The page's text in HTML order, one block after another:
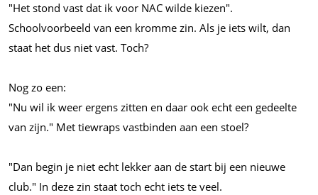
"Het stond vast dat ik voor NAC wilde kiezen".
Schoolvoorbeeld van een kromme zin. Als je iets wilt, dan
staat het dus niet vast. Toch?
Nog zo een:
"Nu wil ik weer ergens zitten en daar ook echt een gedeelte
van zijn." Met tiewraps vastbinden aan een stoel?
"Dan begin je niet echt lekker aan de start bij een nieuwe
club." In deze zin staat toch echt iets te veel.